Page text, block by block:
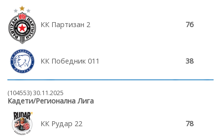
КК Партизан 2 76
КК Победник 011 38
(104553) 30.11.2025
Кадети/Регионална Лига
КК Рудар 22 78